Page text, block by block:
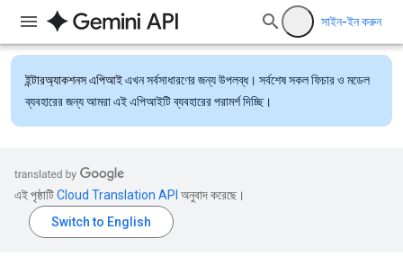
সাইন-ইন করুন
ইন্টারঅ্যাকশনস এপিআইএখন সর্বসাধারণের জন্য উপলব্ধ। সর্বশেষ সকল ফিচার ও মডেল
ব্যবহারের জন্য আমরা এই এপিআইটি ব্যবহারের পরামর্শ দিচ্ছি।
এই পৃষ্ঠাটিCloud Translation API অনুবাদ করেছে।